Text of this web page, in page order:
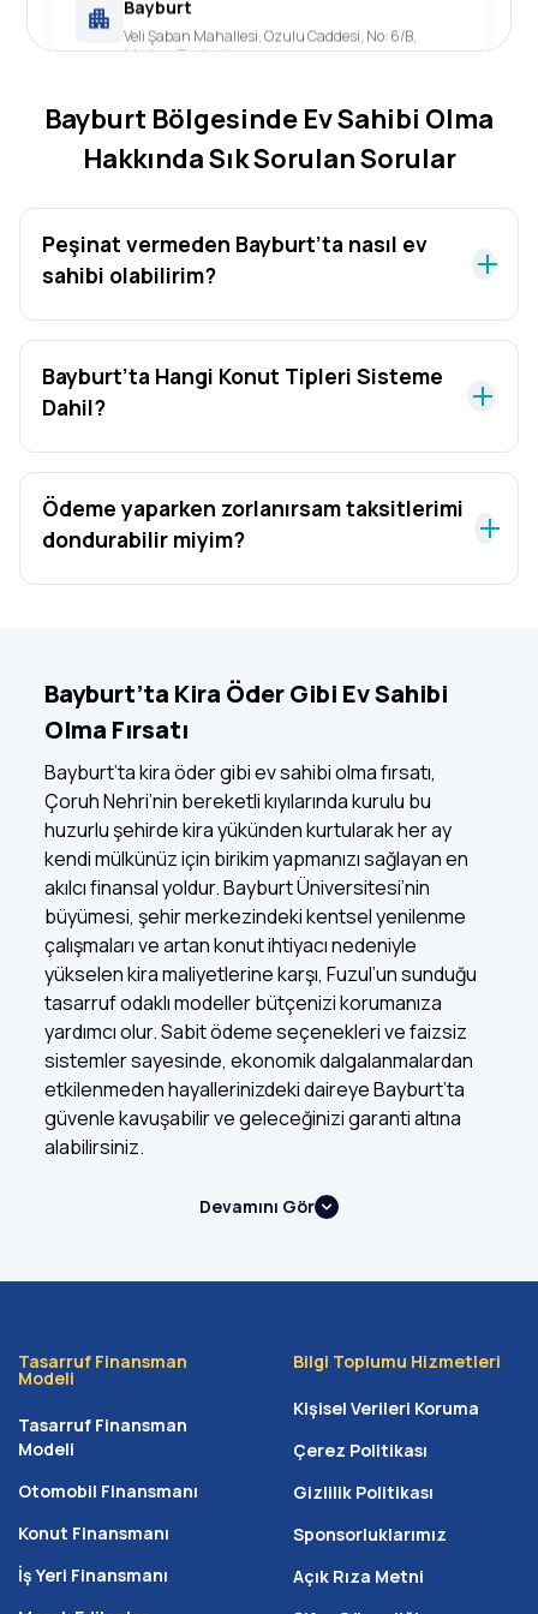
Veli Şaban Mahallesi, Ozulu Caddesi, No: 6/B,
Merkez/Bayburt
Bayburt Bölgesinde Ev Sahibi Olma
Hakkında Sık Sorulan Sorular
Peşinat vermeden Bayburt’ta nasıl ev
sahibi olabilirim?
Bayburt’ta Hangi Konut Tipleri Sisteme
Dahil?
Ödeme yaparken zorlanırsam taksitlerimi
dondurabilir miyim?
Bayburt’ta Kira Öder Gibi Ev Sahibi
Olma Fırsatı
Bayburt’ta kira öder gibi ev sahibi olma fırsatı,
Çoruh Nehri’nin bereketli kıyılarında kurulu bu
huzurlu şehirde kira yükünden kurtularak her ay
kendi mülkünüz için birikim yapmanızı sağlayan en
akılcı finansal yoldur. Bayburt Üniversitesi’nin
büyümesi, şehir merkezindeki kentsel yenilenme
çalışmaları ve artan konut ihtiyacı nedeniyle
yükselen kira maliyetlerine karşı, Fuzul’un sunduğu
tasarruf odaklı modeller bütçenizi korumanıza
yardımcı olur. Sabit ödeme seçenekleri ve faizsiz
sistemler sayesinde, ekonomik dalgalanmalardan
etkilenmeden hayallerinizdeki daireye Bayburt’ta
güvenle kavuşabilir ve geleceğinizi garanti altına
alabilirsiniz.
Neden Peşinatsız Ev Alma Yöntemini
ailelerin önündeki maddi engelleri kaldıran erişilebilir bir
mülk edinme modelidir. Bayburt gibi emlak piyasasının
memur, öğrenci ve yerel esnaf etkisiyle dinamik olduğu
bir bölgede birikim yapmaya çalışırken fiyatların
yükselmesi süreci zorlaştırabilir. Bu yöntemi tercih
olmasa dahi sisteme hemen dahil olabilirsiniz.
Devamını Gör
Tasarruf Finansman
Modeli
Tasarruf Finansman
Modeli
Otomobil Finansmanı
Konut Finansmanı
İş Yeri Finansmanı
Bilgi Toplumu Hizmetleri
Kişisel Verileri Koruma
Çerez Politikası
Gizlilik Politikası
Sponsorluklarımız
Açık Rıza Metni